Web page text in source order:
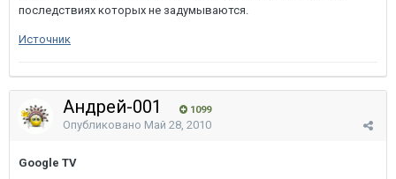
последствиях которых не задумываются.
Источник
Андрей-001 1099
Опубликовано Май 28, 2010
Google TV